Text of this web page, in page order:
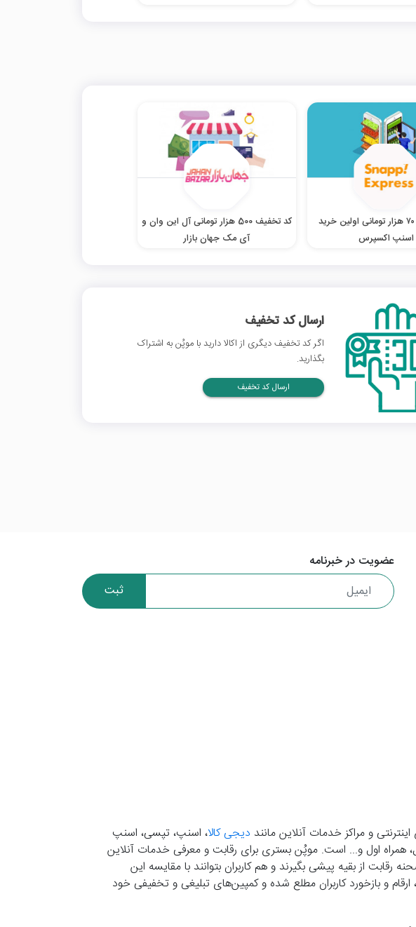
کد تخفیف ۷۰ هزار تومانی اولین خرید
اسنپ اکسپرس
کد تخفیف 500 هزار تومانی آل این وان و
آی مک جهان بازار
ارسال کد تخفیف
اگر کد تخفیف دیگری از اکالا دارید با موپُن به اشتراک
بگذارید.
ارسال کد تخفیف
عضویت در خبرنامه
ثبت
و مراکز خدمات آنلاین مانند دیجی کالا، اسنپ، تپسی، اسنپ
همراه اول و... است. موپُن بستری برای رقابت و معرفی خدمات آنلاین
از بقیه پیشی بگیرند و هم کاربران بتوانند با مقایسه این
و بازخورد کاربران مطلع شده و کمپین‌های تبلیغی و تخفیفی خود